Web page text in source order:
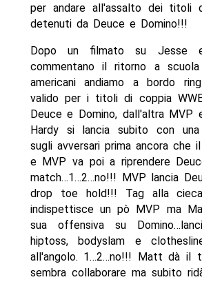
per andare all'assalto dei titoli
detenuti da Deuce e Domino!!!
Dopo un filmato su Jesse
commentano il ritorno a
americani andiamo a bordo
valido per i titoli di coppia
Deuce e Domino, dall'altra MVP
Hardy si lancia subito con
sugli avversari prima ancora che
e MVP va poi a riprendere
match…1…2…no!!! MVP lancia
drop toe hold!!! Tag alla
indispettisce un pò MVP ma
sua offensiva su
hiptoss, bodyslam e
all'angolo. 1…2…no!!! Matt dà il
sembra collaborare ma subito